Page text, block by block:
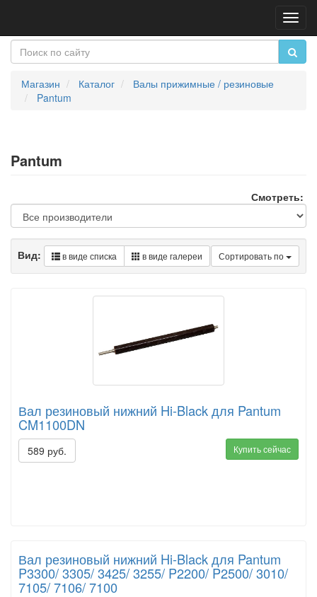
Магазин Каталог
Валы прижимные / резиновые
Pantum
Pantum
Смотреть:
Сортировать по
Вид: в виде списка в виде галереи
Вал резиновый нижний Hi-Black для Pantum
CM1100DN
589 руб. Купить сейчас
Вал резиновый нижний Hi-Black для Pantum
P3300/ 3305/ 3425/ 3255/ P2200/ P2500/ 3010/
7105/ 7106/ 7100